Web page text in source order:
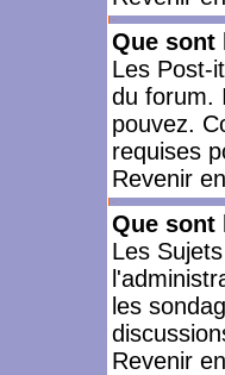
Que sont
Les Post-
du forum.
pouvez.
requises
Revenir
Que sont
Les
les
Revenir